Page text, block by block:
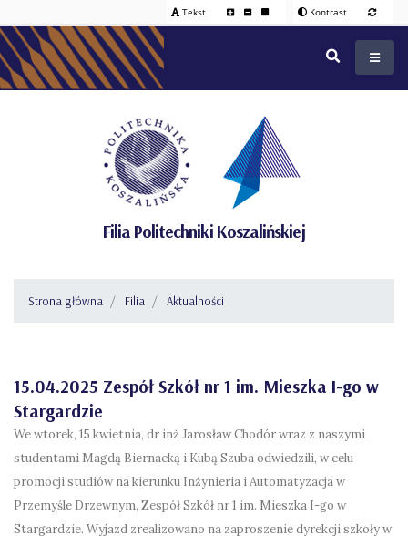
Tekst Kontrast
Filia Politechniki Koszalińskiej
Strona główna Filia Aktualności
15.04.2025 Zespół Szkół nr 1 im. Mieszka I-go w
Stargardzie
We wtorek, 15 kwietnia, dr inż Jarosław Chodór wraz z naszymi
studentami Magdą Biernacką i Kubą Szuba odwiedzili, w celu
promocji studiów na kierunku Inżynieria i Automatyzacja w
Przemyśle Drzewnym, Zespół Szkół nr 1 im. Mieszka I-go w
Stargardzie. Wyjazd zrealizowano na zaproszenie dyrekcji szkoły w